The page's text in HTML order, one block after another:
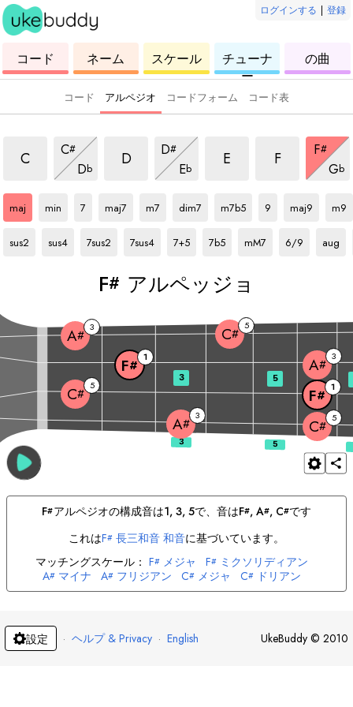
ログインする | 登録
ク
レ
コード
コ
ー
ド
ネーム
ウ
ク
レ
レ
スケール
ク
レ
レ
チューナ
ー
ク
レ
の曲
コード アルペジオ コードフォーム コード表
C C#
アルペッジョ
Db
アルペッジョ
D D#
アルペッジョ
Eb
アルペッジョ
E
F
アルペッジョ
F#
アルペ
Gb
アル
maj
min
7
maj7
m7
dim7
m7b5
9
maj9
m9
F#
sus2
アルペッジョ
sus4
7sus2
7sus4
7+5
7b5
mM7
6/9
aug
F# アルペッジョ
A# 3
C# 5
C# 5
F# 1
F# 1 A# 3
A# 3 C# 5
3 5
F#アルペジオの構成音は1, 3, 5で、音はF#, A#, C#です
これはF# 長三和音 和音に基づいています。
マッチングスケール： F# メジャ F# ミクソリディアン
A# マイナ A# フリジアン C# メジャ C# ドリアン
設定 · ヘルプ & Privacy · English UkeBuddy © 2010